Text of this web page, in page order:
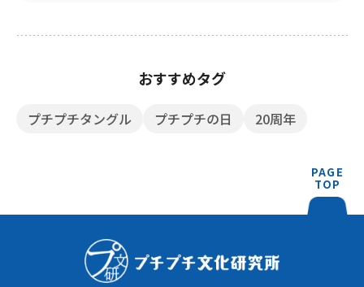
おすすめタグ
プチプチタングル プチプチの日 20周年
PAGE
TOP